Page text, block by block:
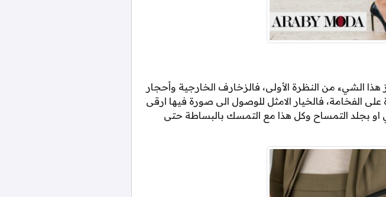
الشيء من النظرة الأولى، فالزخارف الخارجية وأحجار
الفخامة، فالخيار الامثل للوصول الى صورة فيها ارقى
او بجلد التمساح وكل هذا مع التمسك بالبساطة حتى